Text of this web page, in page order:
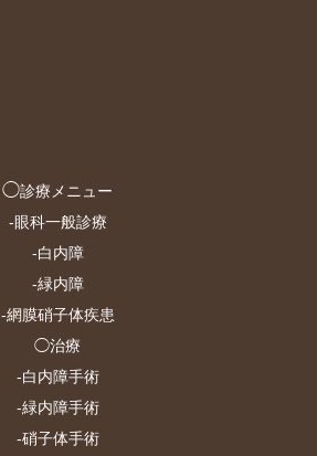
◯診療メニュー
-眼科一般診療
-白内障
-緑内障
-網膜硝子体疾患
◯治療
-白内障手術
-緑内障手術
-硝子体手術